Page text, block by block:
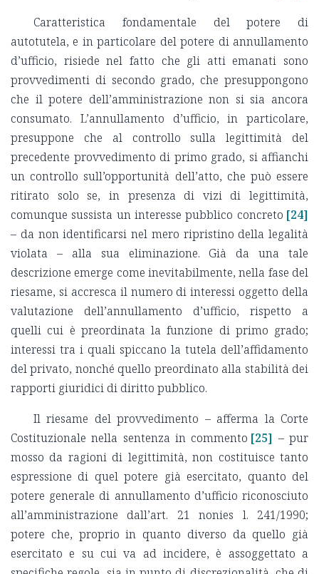
Caratteristica fondamentale del potere di
autotutela, e in particolare del potere di annullamento
d’ufficio, risiede nel fatto che gli atti emanati sono
provvedimenti di secondo grado, che presuppongono
che il potere dell’amministrazione non si sia ancora
consumato. L’annullamento d’ufficio, in particolare,
presuppone che al controllo sulla legittimità del
precedente provvedimento di primo grado, si affianchi
un controllo sull’opportunità dell’atto, che può essere
ritirato solo se, in presenza di vizi di legittimità,
comunque sussista un interesse pubblico concreto [24]
– da non identificarsi nel mero ripristino della legalità
violata – alla sua eliminazione. Già da una tale
descrizione emerge come inevitabilmente, nella fase del
riesame, si accresca il numero di interessi oggetto della
valutazione dell’annullamento d’ufficio, rispetto a
quelli cui è preordinata la funzione di primo grado;
interessi tra i quali spiccano la tutela dell’affidamento
del privato, nonché quello preordinato alla stabilità dei
rapporti giuridici di diritto pubblico.
Il riesame del provvedimento – afferma la Corte
Costituzionale nella sentenza in commento [25] – pur
mosso da ragioni di legittimità, non costituisce tanto
espressione di quel potere già esercitato, quanto del
potere generale di annullamento d’ufficio riconosciuto
all’amministrazione dall’art. 21 nonies l. 241/1990;
potere che, proprio in quanto diverso da quello già
esercitato e su cui va ad incidere, è assoggettato a